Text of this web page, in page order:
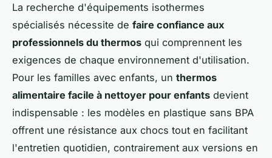
La recherche d'équipements isothermes
spécialisés nécessite de faire confiance aux
professionnels du thermos qui comprennent les
exigences de chaque environnement d'utilisation.
Pour les familles avec enfants, un thermos
alimentaire facile à nettoyer pour enfants devient
indispensable : les modèles en plastique sans BPA
offrent une résistance aux chocs tout en facilitant
l'entretien quotidien, contrairement aux versions en